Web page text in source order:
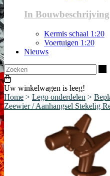
In
Kermis schaal 1:20
Voertuigen 1:20
Nieuws
Uw winkelwagen is leeg!
Home > Lego onderdelen >
Zeewier / Aanhangsel Stekelig